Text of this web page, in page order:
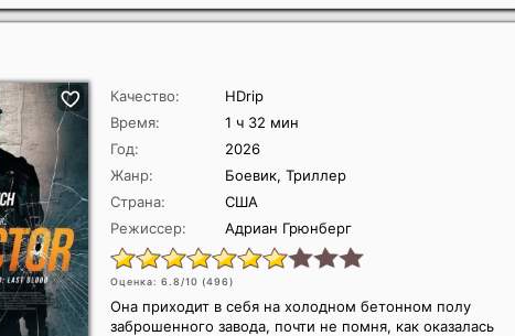
Качество:
HDrip
Время:
1 ч 32 мин
Год:
2026
Жанр:
Боевик, Триллер
Страна:
США
Режиссер:
Адриан Грюнберг
Оценка: 6.8/10 (496)
Она приходит в себя на холодном бетонном полу
заброшенного завода, почти не помня, как оказалась